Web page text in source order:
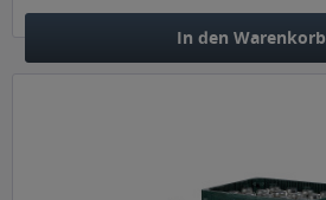
In den Warenkorb